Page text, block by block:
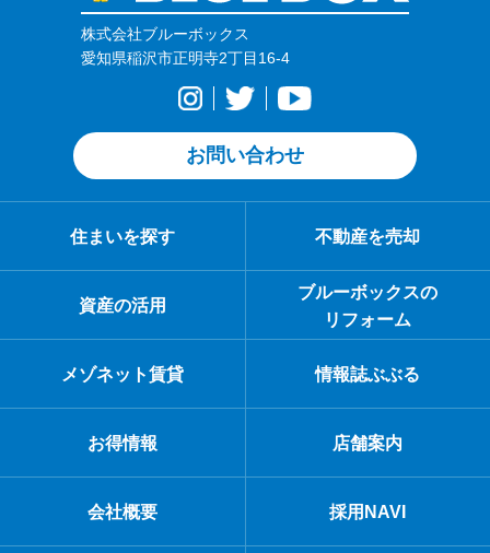
株式会社ブルーボックス
愛知県稲沢市正明寺2丁目16-4
お問い合わせ
住まいを探す 不動産を売却
資産の活用
ブルーボックスの
リフォーム
メゾネット賃貸 情報誌ぶぶる
お得情報 店舗案内
会社概要 採用NAVI